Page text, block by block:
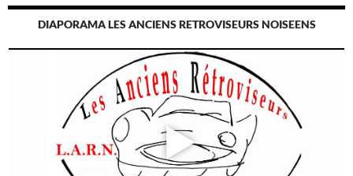
DIAPORAMA LES ANCIENS RETROVISEURS NOISEENS